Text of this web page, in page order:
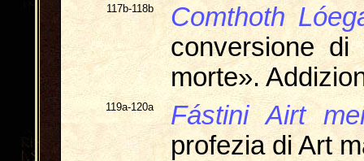
117b-118b
Comthoth
conversione
morte».
119a-120a
Fástini Airt
profezia di Art